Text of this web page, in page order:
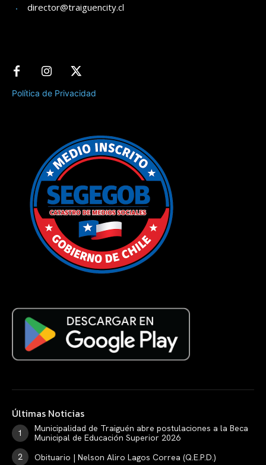
director@traiguencity.cl
Política de Privacidad
Últimas Noticias
Municipalidad de Traiguén abre postulaciones a la Beca
Municipal de Educación Superior 2026
Obituario | Nelson Aliro Lagos Correa (Q.E.P.D.)